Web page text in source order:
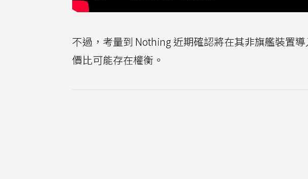
不過，考量到 Nothing 近期確認將在其非旗艦裝置
價比可能存在權衡。